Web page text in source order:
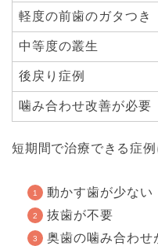
軽度の前歯のガタつき
中等度の叢生
後戻り症例
噛み合わせ改善が必要
短期間で治療できる症
動かす歯が少ない
抜歯が不要
奥歯の噛み合わせ